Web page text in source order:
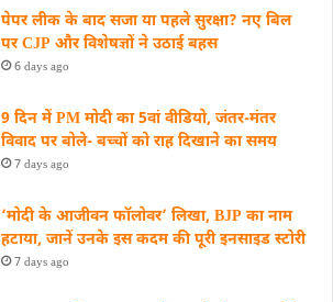
पेपर लीक के बाद सजा या पहले सुरक्षा? नए बिल
पर CJP और विशेषज्ञों ने उठाई बहस
6 days ago
9 दिन में PM मोदी का 5वां वीडियो, जंतर-मंतर
विवाद पर बोले- बच्चों को राह दिखाने का समय
7 days ago
‘मोदी के आजीवन फॉलोवर’ लिखा, BJP का नाम
हटाया, जानें उनके इस कदम की पूरी इनसाइड स्‍टोरी
7 days ago